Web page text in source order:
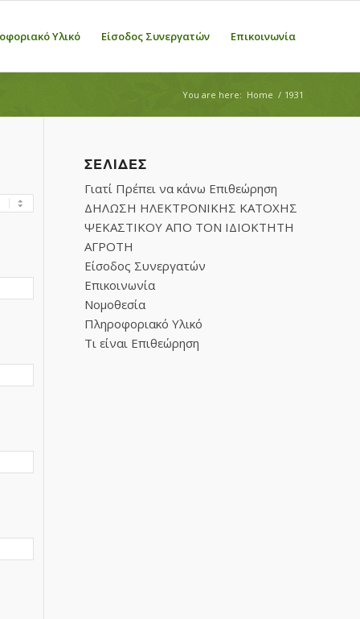
Υλικό Είσοδος Συνεργατών Επικοινωνία
You are here: Home / 1931
ΣΕΛΊΔΕΣ
Γιατί Πρέπει να κάνω Επιθεώρηση
ΔΗΛΩΣΗ ΗΛΕΚΤΡΟΝΙΚΗΣ ΚΑΤΟΧΗΣ
ΨΕΚΑΣΤΙΚΟΥ ΑΠΟ ΤΟΝ ΙΔΙΟΚΤΗΤΗ
ΑΓΡΟΤΗ
Είσοδος Συνεργατών
Επικοινωνία
Νομοθεσία
Πληροφοριακό Υλικό
Τι είναι Επιθεώρηση